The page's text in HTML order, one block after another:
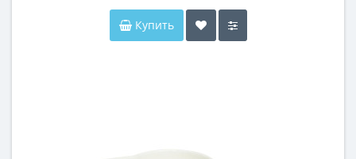
Купить